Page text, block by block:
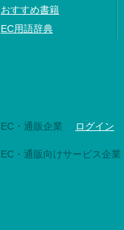
おすすめ書籍
EC用語辞典
EC・通販企業 ログイン
EC・通販向けサービス企業